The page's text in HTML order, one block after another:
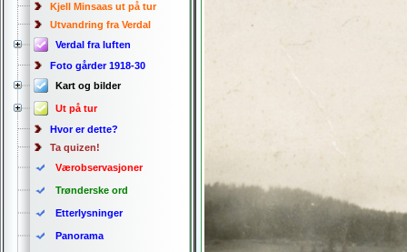
Kjell Minsaas ut på tur
Utvandring fra Verdal
Verdal fra luften
Foto gårder 1918-30
Kart og bilder
Ut på tur
Hvor er dette?
Ta quizen!
Værobservasjoner
Trønderske ord
Etterlysninger
Panorama